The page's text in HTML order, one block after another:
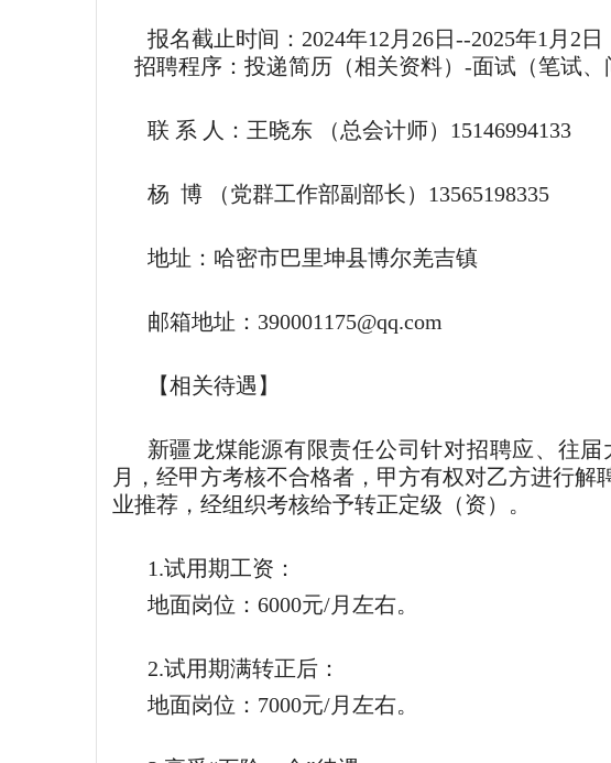
报名截止时间：2024年12月26日--2025年1月2日
招聘程序：投递简历（相关资料）-面试（笔试、
联 系 人：王晓东 （总会计师）15146994133
杨 博 （党群工作部副部长）13565198335
地址：哈密市巴里坤县博尔羌吉镇
邮箱地址： 390001175@qq.com
【相关待遇】
新疆龙煤能源有限责任公司针对招聘应、往
月，经甲方考核不合格者，甲方有权对乙方进行
业推荐，经组织考核给予转正定级（资）。
1.试用期工资：
地面岗位：6000元/月左右。
2.试用期满转正后：
地面岗位：7000元/月左右。